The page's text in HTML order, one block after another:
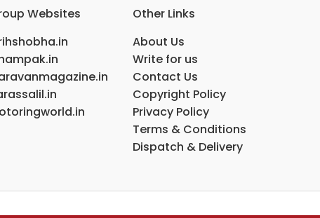
Websites
Other Links
About Us
Write for us
Contact Us
Copyright Policy
Privacy Policy
Terms & Conditions
Dispatch & Delivery